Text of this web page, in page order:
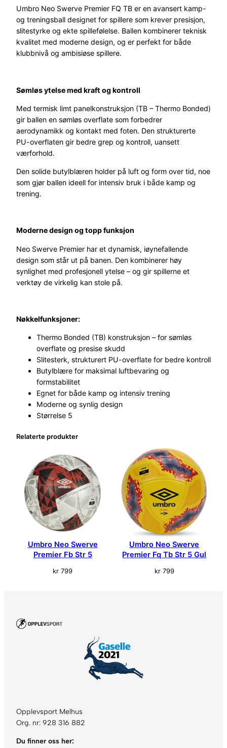
e
r
v
e
P
i
e
r
F
q
T
s
t
r
n
a
l
l
Umbro Neo Swerve Premier FQ TB er en avansert kamp-
og treningsball designet for spillere som krever presisjon,
slitestyrke og ekte spillefølelse. Ballen kombinerer teknisk
kvalitet med moderne design, og er perfekt for både
klubbnivå og ambisiøse spillere.
Sømløs ytelse med kraft og kontroll
Med termisk limt panelkonstruksjon (TB – Thermo Bonded)
gir ballen en sømløs overflate som forbedrer
aerodynamikk og kontakt med foten. Den strukturerte
PU-overflaten gir bedre grep og kontroll, uansett
værforhold.
Den solide butylblæren holder på luft og form over tid, noe
som gjør ballen ideell for intensiv bruk i både kamp og
trening.
Moderne design og topp funksjon
Neo Swerve Premier har et dynamisk, iøynefallende
design som står ut på banen. Den kombinerer høy
synlighet med profesjonell ytelse – og gir spillerne et
verktøy de virkelig kan stole på.
Nøkkelfunksjoner:
Thermo Bonded (TB) konstruksjon – for sømløs
overflate og presise skudd
Slitesterk, strukturert PU-overflate for bedre kontroll
Butylblære for maksimal luftbevaring og
formstabilitet
Egnet for både kamp og intensiv trening
Moderne og synlig design
Størrelse 5
Relaterte produkter
Umbro Neo Swerve
Premier Fb Str 5
kr 799
Umbro Neo Swerve
Premier Fq Tb Str 5 Gul
kr799
Opplevsport Melhus
Org. nr: 928 316 882
Du finner oss her: